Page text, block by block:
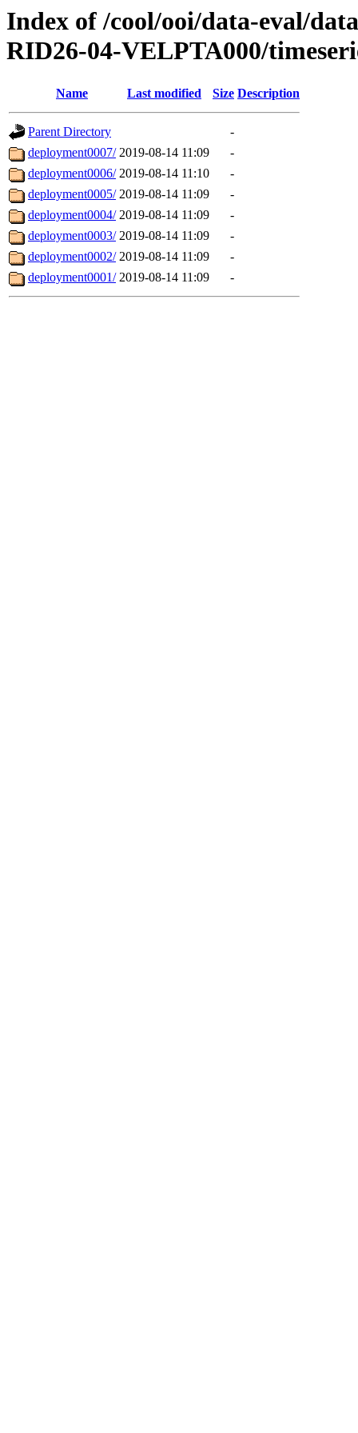
Index of /cool/ooi/data-eval/
RID26-04-VELPTA000/
Name Last modified Size Description
Parent Directory
-
deployment0007/ 2019-08-14 11:09
-
deployment0006/ 2019-08-14 11:10
-
deployment0005/ 2019-08-14 11:09
-
deployment0004/ 2019-08-14 11:09
-
deployment0003/ 2019-08-14 11:09
-
deployment0002/ 2019-08-14 11:09
-
deployment0001/ 2019-08-14 11:09 -